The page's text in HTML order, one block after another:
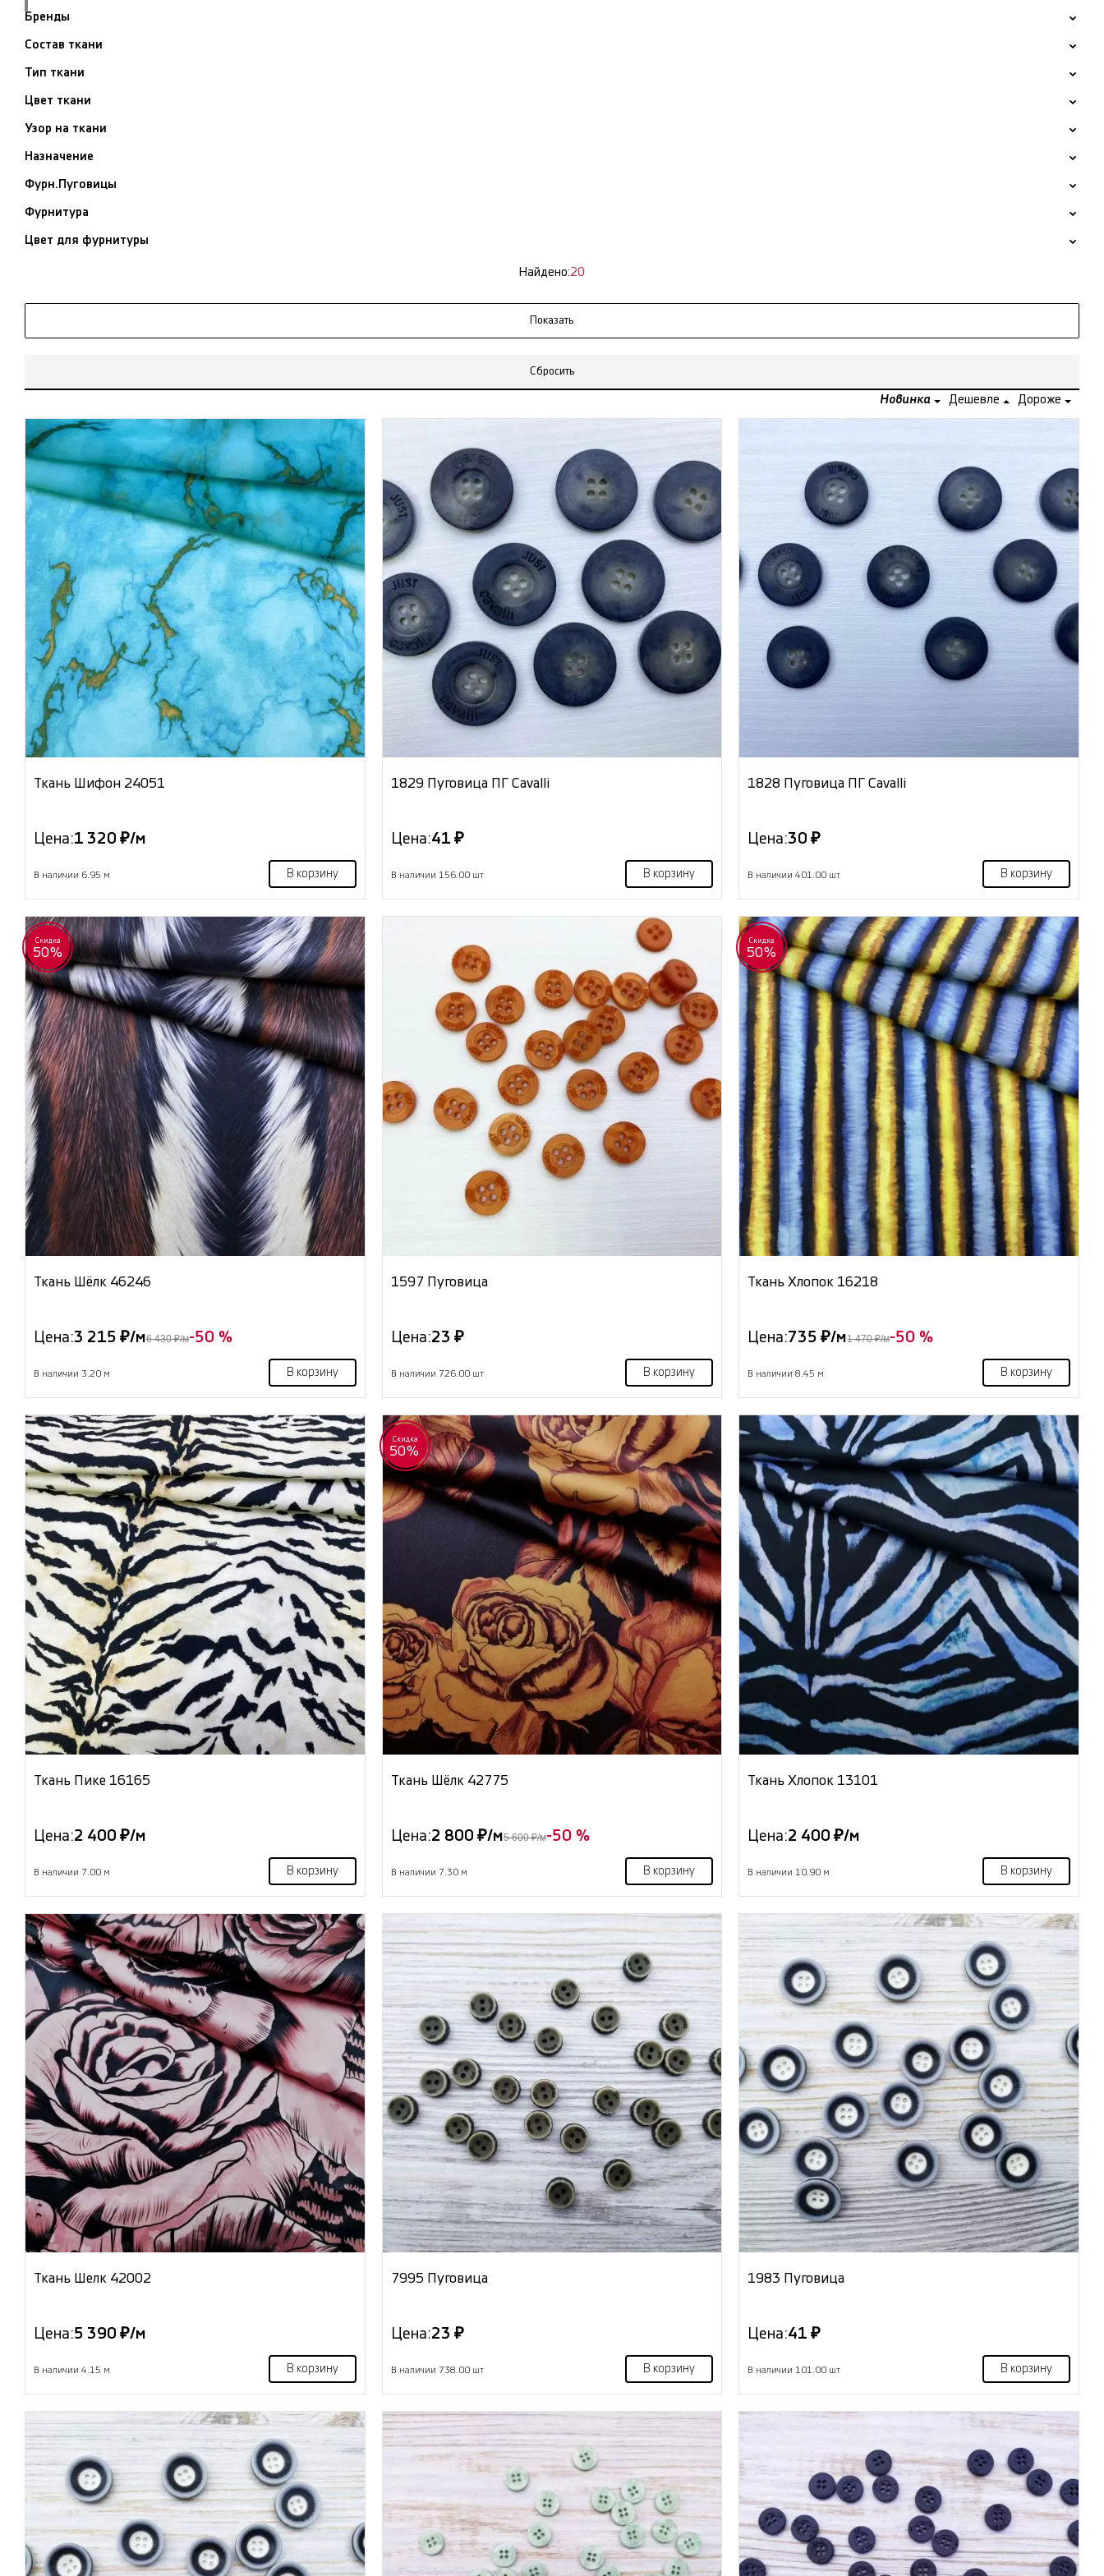
Бренды
Состав ткани
Тип ткани
Цвет ткани
Узор на ткани
Назначение
Фурн.Пуговицы
Фурнитура
Цвет для фурнитуры
Найдено:20
Сбросить
Новинка Дешевле Дороже
Ткань Шифон 24051
Цена:1 320 ₽/м
В наличии 6.95 м В корзину
1829 Пуговица ПГ Cavalli
Цена:41 ₽
В наличии 156.00 шт В корзину
1828 Пуговица ПГ Cavalli
Цена:30 ₽
В наличии 401.00 шт В корзину
Скидка
50%
Ткань Шёлк 46246
Цена:3 215 ₽/м6 430 ₽/м-50 %
В наличии 3.20 м В корзину
1597 Пуговица
Цена:23 ₽
В наличии 726.00 шт В корзину
Скидка
50%
Ткань Хлопок 16218
Цена:735 ₽/м1 470 ₽/м-50 %
В наличии 8.45 м В корзину
Ткань Пике 16165
Цена:2 400 ₽/м
В наличии 7.00 м В корзину
Скидка
50%
Ткань Шёлк 42775
Цена:2 800 ₽/м5 600 ₽/м-50 %
В наличии 7.30 м В корзину
Ткань Хлопок 13101
Цена:2 400 ₽/м
В наличии 10.90 м В корзину
Ткань Шелк 42002
Цена:5 390 ₽/м
В наличии 4.15 м В корзину
7995 Пуговица
Цена:23 ₽
В наличии 738.00 шт В корзину
1983 Пуговица
Цена:41 ₽
В наличии 101.00 шт В корзину